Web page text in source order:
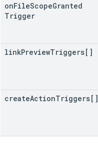
onFileScopeGranted
Trigger
linkPreviewTriggers[]
createActionTriggers[]